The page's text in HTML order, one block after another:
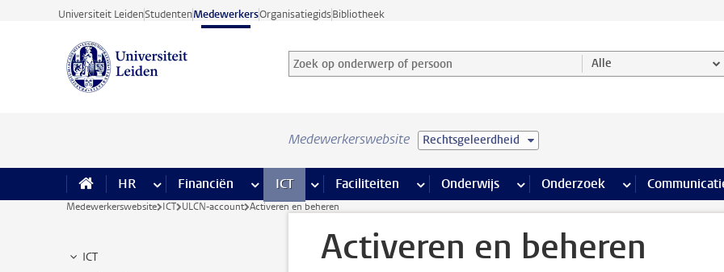
Ga direct naar de inhoud
Universiteit LeidenStudentenMedewerkersOrganisatiegidsBibliotheek
Zoek op onderwerp of persoon en selecteer categorie
Zoekterm Alle
Medewerkerswebsite Rechtsgeleerdheid
HR meer HR pagina’s
Financiën meer Financiën pagina’s
ICT meer ICT pagina’s
Faciliteiten meer Faciliteiten pagina’s
Onderwijs meer Onderwijs pagina’s
Onderzoek meer Onderzoek
Medewerkerswebsite ICT ULCN-account Activeren en beheren
ICT
Activeren en beheren